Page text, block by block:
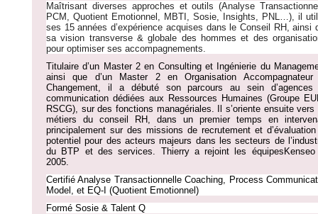
Maîtrisant diverses approches et outils (Analyse
PCM, Quotient Emotionnel, MBTI, Sosie, Insights, PNL…), il
ses 15 années d’expérience acquises dans le Conseil RH, ainsi
sa vision transverse & globale des hommes et des
pour optimiser ses accompagnements.
Titulaire d’un Master 2 en Consulting et Ingénierie du
ainsi que d’un Master 2 en Organisation Accompagnateur
Changement, il a débuté son parcours au sein d’agences
communication dédiées aux Ressources Humaines (Groupe
RSCG), sur des fonctions managériales. Il s’oriente ensuite vers
métiers du conseil RH, dans un premier temps en
principalement sur des missions de recrutement et
potentiel pour des acteurs majeurs dans les secteurs de
du BTP et des services. Thierry a rejoint les équipes
2005.
Certifié Analyse Transactionnelle Coaching, Process
Model, et EQ-I (Quotient Emotionnel)
Formé Sosie & Talent Q